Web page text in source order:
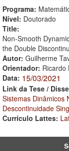
Programa:
Nível: Doutorado
Title:
Non-Smooth
the Double
Autor: Guilherme
Orientador: Ricardo
Data: 15/03/2021
Link da Tese /
Sistemas Dinâmicos
Descontinuidade
Currículo Lattes: